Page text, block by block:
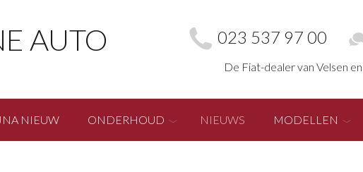
AUTO 023 537 97 00
De Fiat-dealer van Velsen
NIEUW ONDERHOUD NIEUWS MODELLEN